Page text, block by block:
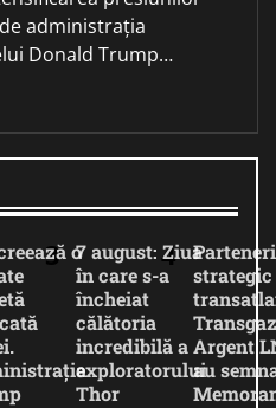
administrația
Donald Trump…
o7 august: Ziua
în care s-a
încheiat
călătoria
incredibilă a
exploratorului
Thor
strategic
Argent
au